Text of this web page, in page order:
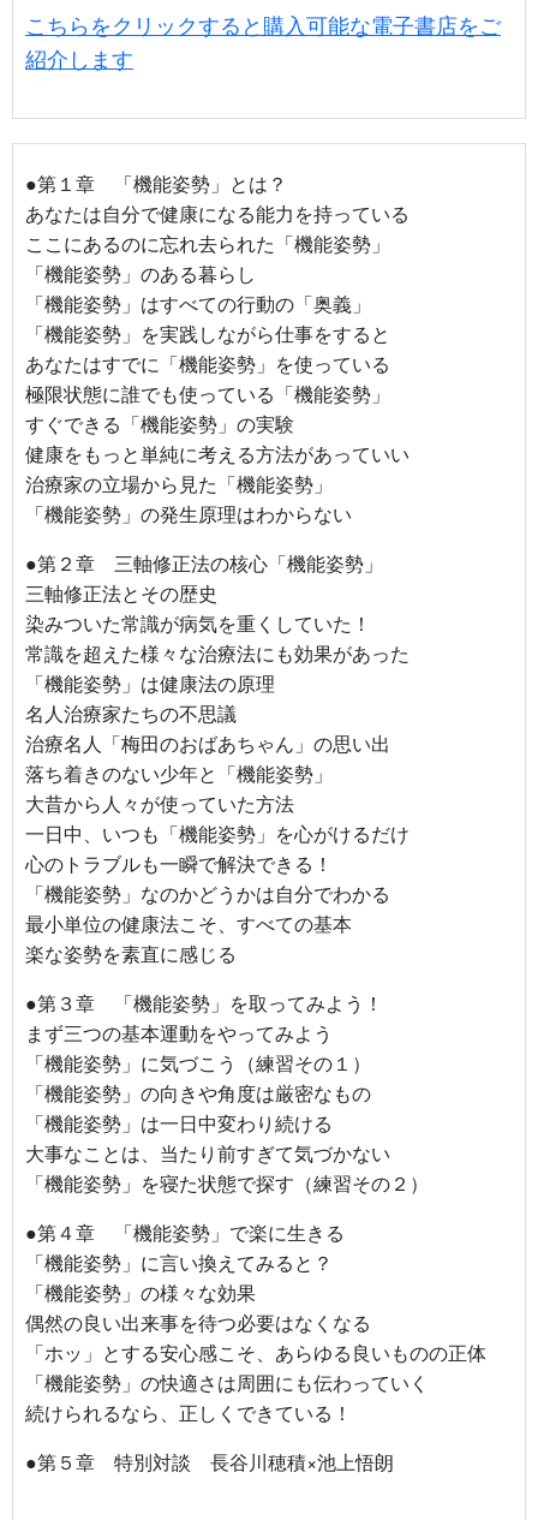
こちらをクリックすると購入可能な電子書店をご
紹介します
●第１章 「機能姿勢」とは？
あなたは自分で健康になる能力を持っている
ここにあるのに忘れ去られた「機能姿勢」
「機能姿勢」のある暮らし
「機能姿勢」はすべての行動の「奥義」
「機能姿勢」を実践しながら仕事をすると
あなたはすでに「機能姿勢」を使っている
極限状態に誰でも使っている「機能姿勢」
すぐできる「機能姿勢」の実験
健康をもっと単純に考える方法があっていい
治療家の立場から見た「機能姿勢」
「機能姿勢」の発生原理はわからない
●第２章 三軸修正法の核心「機能姿勢」
三軸修正法とその歴史
染みついた常識が病気を重くしていた！
常識を超えた様々な治療法にも効果があった
「機能姿勢」は健康法の原理
名人治療家たちの不思議
治療名人「梅田のおばあちゃん」の思い出
落ち着きのない少年と「機能姿勢」
大昔から人々が使っていた方法
一日中、いつも「機能姿勢」を心がけるだけ
心のトラブルも一瞬で解決できる！
「機能姿勢」なのかどうかは自分でわかる
最小単位の健康法こそ、すべての基本
楽な姿勢を素直に感じる
●第３章 「機能姿勢」を取ってみよう！
まず三つの基本運動をやってみよう
「機能姿勢」に気づこう（練習その１）
「機能姿勢」の向きや角度は厳密なもの
「機能姿勢」は一日中変わり続ける
大事なことは、当たり前すぎて気づかない
「機能姿勢」を寝た状態で探す（練習その２）
●第４章 「機能姿勢」で楽に生きる
「機能姿勢」に言い換えてみると？
「機能姿勢」の様々な効果
偶然の良い出来事を待つ必要はなくなる
「ホッ」とする安心感こそ、あらゆる良いものの正体
「機能姿勢」の快適さは周囲にも伝わっていく
続けられるなら、正しくできている！
●第５章 特別対談 長谷川穂積×池上悟朗